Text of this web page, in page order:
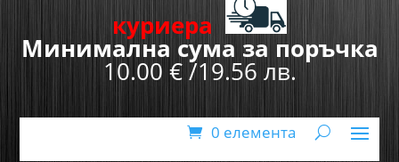
куриера
Минимална сума за поръчка
10.00 € /19.56 лв.
0 елемента